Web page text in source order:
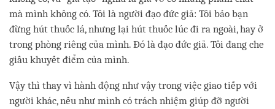
mà mình không có. Tôi là người đạo đức giả: Tôi bảo bạn
đừng hút thuốc lá, nhưng lại hút thuốc lúc đi ra ngoài, hay ở
trong phòng riêng của mình. Đó là đạo đức giả. Tôi đang che
giấu khuyết điểm của mình.
Vậy thì thay vì hành động như vậy trong việc giao tiếp với
người khác, nếu như mình có trách nhiệm giúp đỡ người